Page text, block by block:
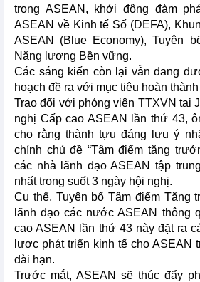
trong ASEAN, khởi động đàm
ASEAN về Kinh tế Số (DEFA),
ASEAN (Blue Economy), Tuyên
Năng lượng Bền vững.
Các sáng kiến còn lại vẫn đang
hoạch đề ra với mục tiêu hoàn
Trao đổi với phóng viên TTXVN tại
nghị Cấp cao ASEAN lần thứ 43,
cho rằng thành tựu đáng lưu ý
chính chủ đề “Tâm điểm tăng
các nhà lãnh đạo ASEAN tập
nhất trong suốt 3 ngày hội nghị.
Cụ thể, Tuyên bố Tâm điểm Tăng
lãnh đạo các nước ASEAN thông
cao ASEAN lần thứ 43 này đặt ra
lược phát triển kinh tế cho ASEAN
dài hạn.
Trước mắt, ASEAN sẽ thúc đẩy